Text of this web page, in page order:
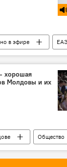
в эфире
ЕАЭС
для Молдовы
хорошая
Молдовы и их
Общество
цветы